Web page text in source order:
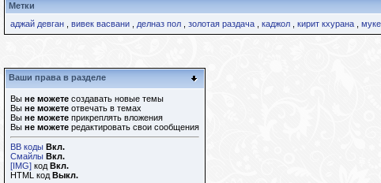
Метки
аджай девган
вивек васвани делназ пол золотая раздача каджол кирит кхурана
Ваши права в разделе
Вы не можете создавать новые темы
Вы не можете отвечать в темах
Вы не можете прикреплять вложения
Вы не можете редактировать свои сообщения
BB коды Вкл.
Смайлы Вкл.
[IMG] код Вкл.
HTML код Выкл.